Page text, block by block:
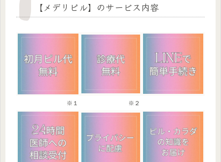
【メデリピル】のサービス内容
※１ ※２